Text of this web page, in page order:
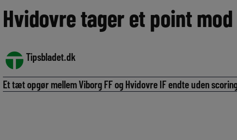
Hvidovre tager et point
Tipsbladet.dk
Et tæt opgør mellem Viborg FF og Hvidovre IF endte uden